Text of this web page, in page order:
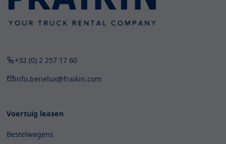
+32 (0) 2 257 17 60
info.benelux@fraikin.com
Voertuig leasen
Bestelwagens